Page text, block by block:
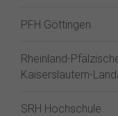
PFH Göttingen
Rheinland-
Kaiserslautern-
SRH Hochschule